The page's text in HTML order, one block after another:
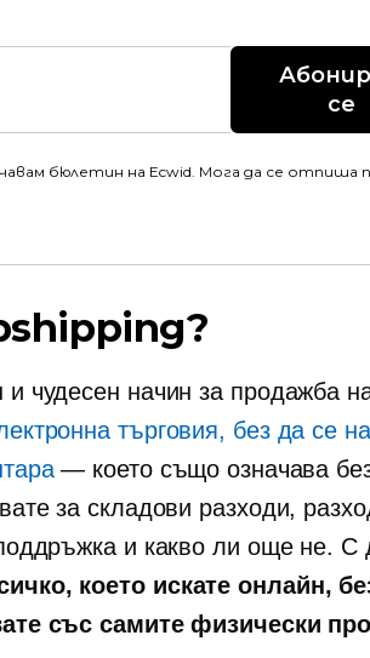
се
бюлетин на Ecwid. Мога да се отпиша
чудесен начин за продажба
търговия, без да се
— което също означава
за складови разходи,
и какво ли още не. С
което искате онлайн,
със самите физически